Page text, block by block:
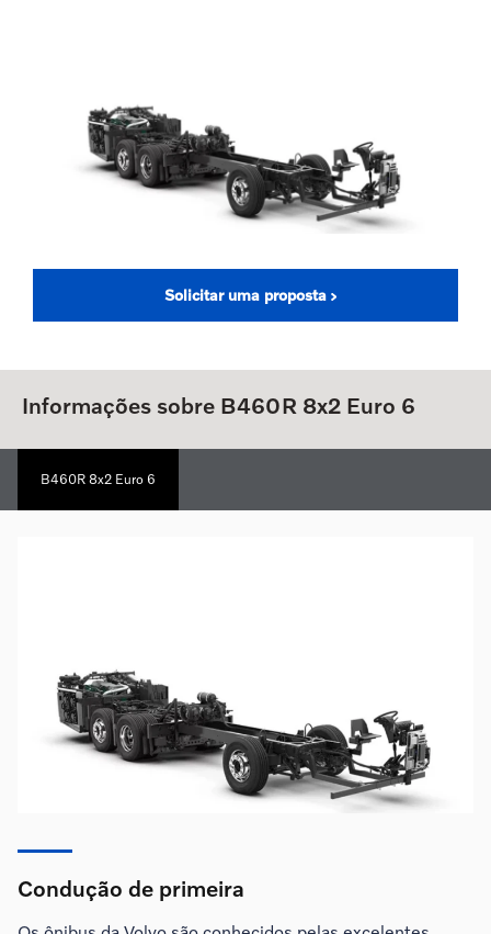
Solicitar uma proposta
Informações sobre B460R 8x2 Euro 6
B460R 8x2 Euro 6
Condução de primeira